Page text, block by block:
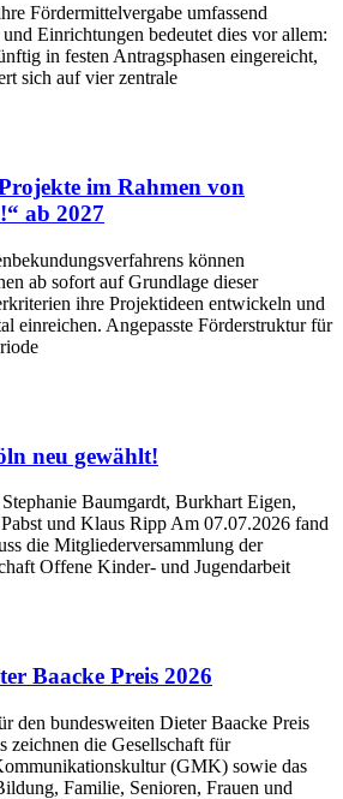
Fördermittelvergabe umfassend
Einrichtungen bedeutet dies vor allem:
in festen Antragsphasen eingereicht,
sich auf vier zentrale
im Rahmen von
ab 2027
können
ab sofort auf Grundlage dieser
ihre Projektideen entwickeln und
einreichen. Angepasste Förderstruktur für
neu gewählt!
Baumgardt, Burkhart Eigen,
und Klaus Ripp Am 07.07.2026 fand
die Mitgliederversammlung der
Offene Kinder- und Jugendarbeit
Baacke Preis 2026
den bundesweiten Dieter Baacke Preis
zeichnen die Gesellschaft für
(GMK) sowie das
Familie, Senioren, Frauen und